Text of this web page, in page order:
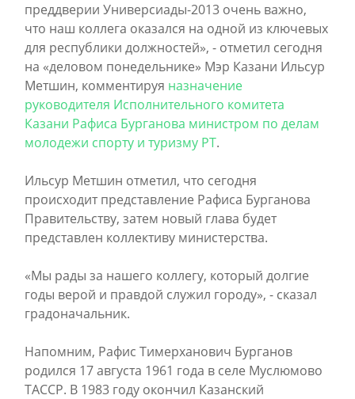
преддверии Универсиады-2013 очень важно,
что наш коллега оказался на одной из ключевых
для республики должностей», - отметил сегодня
на «деловом понедельнике» Мэр Казани Ильсур
Метшин, комментируя назначение
руководителя Исполнительного комитета
Казани Рафиса Бурганова министром по делам
молодежи спорту и туризму РТ.
Ильсур Метшин отметил, что сегодня
происходит представление Рафиса Бурганова
Правительству, затем новый глава будет
представлен коллективу министерства.
«Мы рады за нашего коллегу, который долгие
годы верой и правдой служил городу», - сказал
градоначальник.
Напомним, Рафис Тимерханович Бурганов
родился 17 августа 1961 года в селе Муслюмово
ТАССР. В 1983 году окончил Казанский